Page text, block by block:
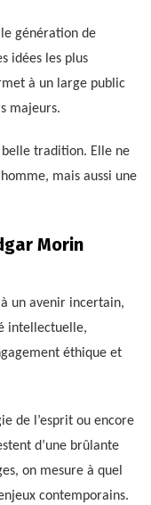
génération de
idées les plus
à un large public
majeurs.
belle tradition. Elle ne
mais aussi une
Morin
un avenir incertain,
intellectuelle,
éthique et
de l’esprit ou encore
d’une brûlante
on mesure à quel
contemporains.